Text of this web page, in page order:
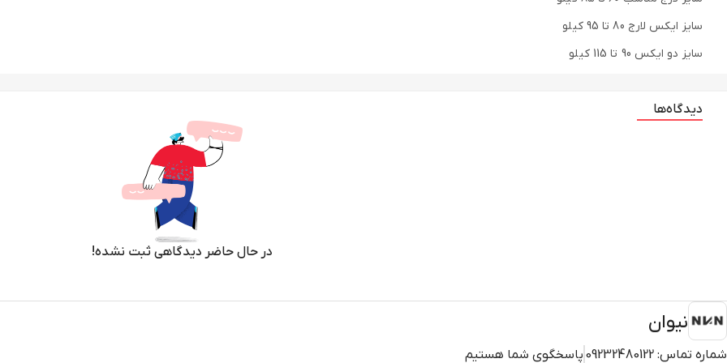
سایز ایکس لارج 80 تا 95 کیلو
سایز دو ایکس 90 تا 115 کیلو
دیدگاه‌ها
در حال حاضر دیدگاهی ثبت نشده!
نیوان
شماره تماس: 09232480122 پاسخگوی شما هستیم